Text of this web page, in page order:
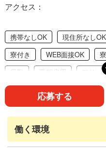
アクセス：
携帯なしOK 現住所なしOK
寮付き
WEB面接OK
日勤
長期雇用 フリー
未経験・初心
主婦（ママ）・主夫歓迎
ミドル活躍中
赴任交通費支給
昇給あり
応募する
働く環境